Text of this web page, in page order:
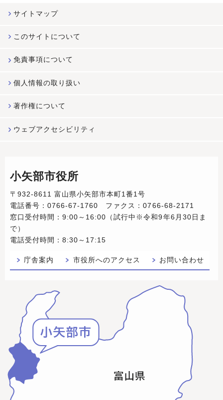
サイトマップ
このサイトについて
免責事項について
個人情報の取り扱い
著作権について
ウェブアクセシビリティ
小矢部市役所
〒932-8611 富山県小矢部市本町1番1号
電話番号：0766-67-1760 ファクス：0766-68-2171
窓口受付時間：9:00～16:00（試行中※令和9年6月30日ま
で）
電話受付時間：8:30～17:15
庁舎案内 市役所へのアクセス お問い合わせ